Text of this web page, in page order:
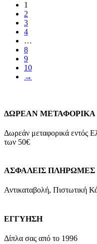
1
2
3
4
…
8
9
10
→
ΔΩΡΕΑΝ ΜΕΤΑΦΟΡΙΚΑ
Δωρεάν μεταφορικά εντός
των 50€
ΑΣΦΑΛΕΙΣ ΠΛΗΡΩΜΕΣ
Αντικαταβολή, Πιστωτική
ΕΓΓΥΗΣΗ
Δίπλα σας από το 1996